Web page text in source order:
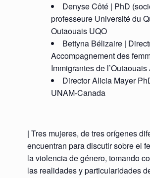
Denyse Côté | PhD
professeure Université du
Outaouais UQO
Bettyna Bélizaire |
Accompagnement des
Immigrantes de l’Outaouais
Director Alicia Mayer
UNAM-Canada
| Tres mujeres, de tres orígenes
encuentran para discutir sobre el
la violencia de género, tomando
las realidades y particularidades